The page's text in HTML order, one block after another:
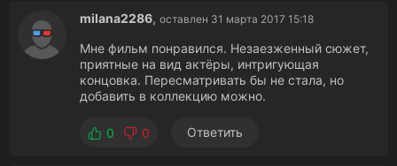
milana2286, оставлен 31 марта 2017 15:18
Мне фильм понравился. Незаезженный сюжет,
приятные на вид актёры, интригующая
концовка. Пересматривать бы не стала, но
добавить в коллекцию можно.
0 0 Ответить